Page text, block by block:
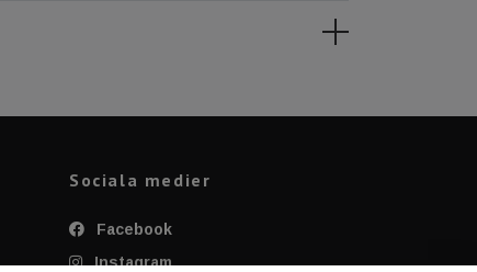
Sociala medier
Facebook
Instagram